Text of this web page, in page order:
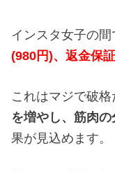
インスタ女子の
(980円)、返金保
これはマジで破
を増やし、筋肉の
果が見込めます。